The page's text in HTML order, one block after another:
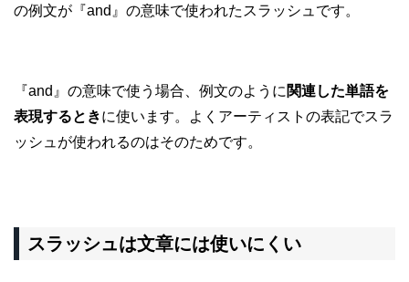
の例文が『and』の意味で使われたスラッシュです。
『and』の意味で使う場合、例文のように 関連した単語を
表現するときに使います。よくアーティストの表記でスラ
ッシュが使われるのはそのためです。
スラッシュは文章には使いにくい